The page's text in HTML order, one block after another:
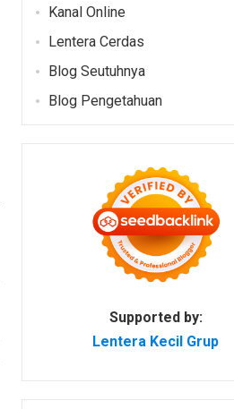
Kanal Online
Lentera Cerdas
Blog Seutuhnya
Blog Pengetahuan
Supported by:
Lentera Kecil Grup